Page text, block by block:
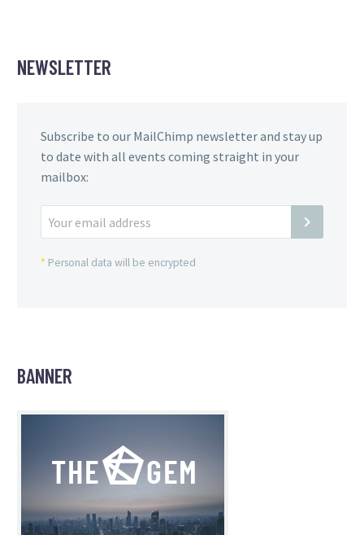
NEWSLETTER
Subscribe to our MailChimp newsletter and stay up
to date with all events coming straight in your
mailbox:
* Personal data will be encrypted
BANNER